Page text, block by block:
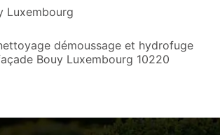
Luxembourg
démoussage et hydrofuge
Bouy Luxembourg 10220